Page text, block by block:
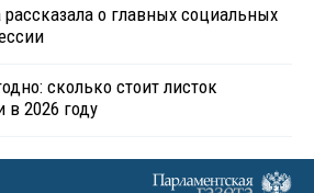
рассказала о главных социальных
сколько стоит листок
в 2026 году